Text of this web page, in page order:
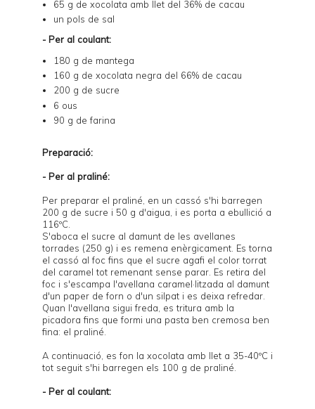
65 g de xocolata amb llet del 36% de cacau
un pols de sal
- Per al coulant:
180 g de mantega
160 g de xocolata negra del 66% de cacau
200 g de sucre
6 ous
90 g de farina
Preparació:
- Per al praliné:
Per preparar el praliné, en un cassó s'hi barregen
200 g de sucre i 50 g d'aigua, i es porta a ebullició a
116ºC.
S'aboca el sucre al damunt de les avellanes
torrades (250 g) i es remena enèrgicament. Es torna
el cassó al foc fins que el sucre agafi el color torrat
del caramel tot remenant sense parar. Es retira del
foc i s'escampa l'avellana caramel·litzada al damunt
d'un paper de forn o d'un silpat i es deixa refredar.
Quan l'avellana sigui freda, es tritura amb la
picadora fins que formi una pasta ben cremosa ben
fina: el praliné.
A continuació, es fon la xocolata amb llet a 35-40ºC i
tot seguit s'hi barregen els 100 g de praliné.
- Per al coulant: